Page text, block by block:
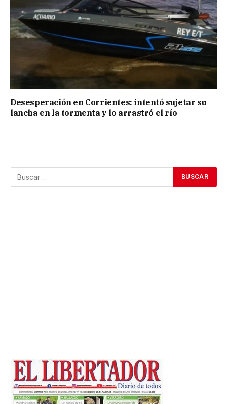
Desesperación en Corrientes: intentó sujetar su
lancha en la tormenta y lo arrastró el río